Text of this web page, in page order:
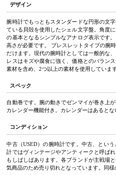
デザイン
腕時計でもっともスタンダードな円形の文
ている貝殻を使用したシェル文字盤。角度
の基本となるシンプルなアナログ表示です
高さが必要です。 ブレスレットタイプの腕
だけます。現代の腕時計としては一般的な
レスはキズや腐食に強く、価格とのバラン
素材を含め、2つ以上の素材を使用しています
スペック
自動巻です。腕の動きでゼンマイが巻き上
カレンダー機能付き。カレンダーはあると
コンディション
中古（USED）の腕時計です。中古、とい
計ではヴィンテージやアンティークと呼ば
もしばしばあります。各ブランドが主戦場
気商品のため売り切れとなっています。同様